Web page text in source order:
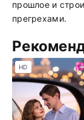
прошлое и
прегрехами.
HD